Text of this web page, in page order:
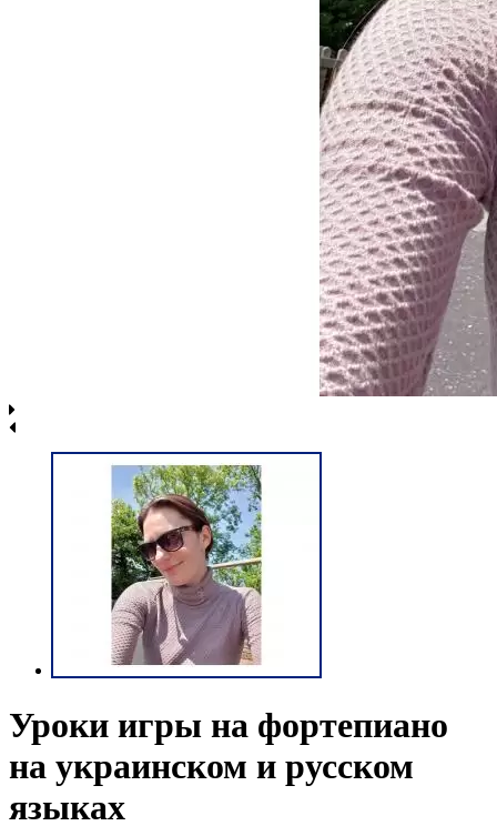
Уроки игры на фортепиано
на украинском и русском
языках